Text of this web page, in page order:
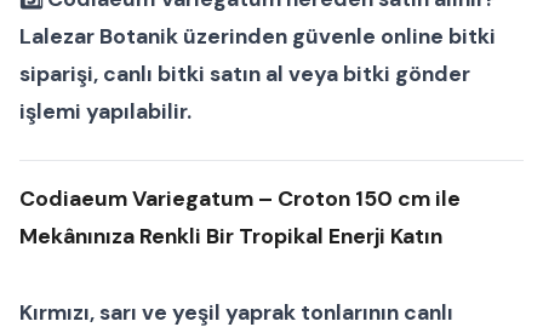
Lalezar Botanik üzerinden güvenle online bitki
siparişi, canlı bitki satın al veya bitki gönder
işlemi yapılabilir.
Codiaeum Variegatum – Croton 150 cm ile
Mekânınıza Renkli Bir Tropikal Enerji Katın
Kırmızı, sarı ve yeşil yaprak tonlarının canlı